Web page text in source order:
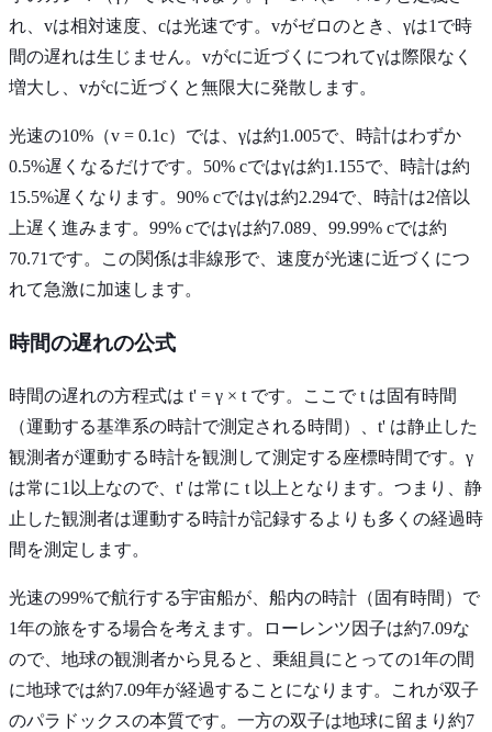
れ、vは相対速度、cは光速です。vがゼロのとき、γは1で時
間の遅れは生じません。vがcに近づくにつれてγは際限なく
増大し、vがcに近づくと無限大に発散します。
光速の10%（v = 0.1c）では、γは約1.005で、時計はわずか
0.5%遅くなるだけです。50% cではγは約1.155で、時計は約
15.5%遅くなります。90% cではγは約2.294で、時計は2倍以
上遅く進みます。99% cではγは約7.089、99.99% cでは約
70.71です。この関係は非線形で、速度が光速に近づくにつ
れて急激に加速します。
時間の遅れの公式
時間の遅れの方程式は t' = γ × t です。ここで t は固有時間
（運動する基準系の時計で測定される時間）、t' は静止した
観測者が運動する時計を観測して測定する座標時間です。γ
は常に1以上なので、t' は常に t 以上となります。つまり、静
止した観測者は運動する時計が記録するよりも多くの経過時
間を測定します。
光速の99%で航行する宇宙船が、船内の時計（固有時間）で
1年の旅をする場合を考えます。ローレンツ因子は約7.09な
ので、地球の観測者から見ると、乗組員にとっての1年の間
に地球では約7.09年が経過することになります。これが双子
のパラドックスの本質です。一方の双子は地球に留まり約7